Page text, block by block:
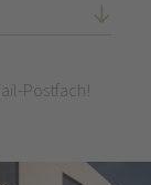
Postfach!